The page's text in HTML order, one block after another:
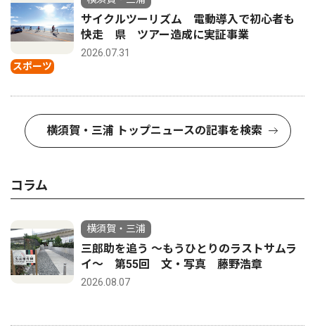
スポーツ
サイクルツーリズム 電動導入で初心者も
快走 県 ツアー造成に実証事業
2026.07.31
横須賀・三浦 トップニュースの記事を検索
コラム
横須賀・三浦
三郎助を追う 〜もうひとりのラストサムラ
イ〜 第55回 文・写真 藤野浩章
2026.08.07